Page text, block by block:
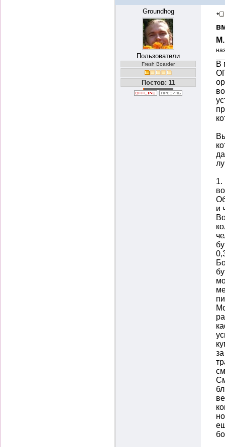
Groundhog
Пользователи
Fresh Boarder
Постов: 11
В
1.
и